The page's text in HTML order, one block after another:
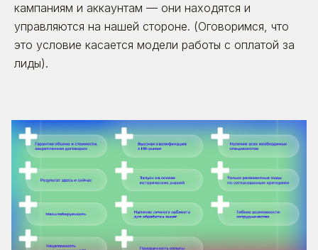
кампаниям и аккаунтам — они находятся и
управляются на нашей стороне. (Оговоримся, что
это условие касается модели работы с оплатой за
лиды).
эт. 1, пом. V
8 (495) 642-59-95
Пользовательское
соглашение
© 2026. Все права защищены | ООО «Бета
Онлайн» ИНН:7725726988
ОГРН:1117746478409 Позиция ТН ВЭД 8523 49
990 0 Позиция ОКПД 2 58.29.13 ОКВЭД - 63.11.1
Коды видов деятельности в области
информационных технологий: 1.01 ; 3.01 ; 26.01